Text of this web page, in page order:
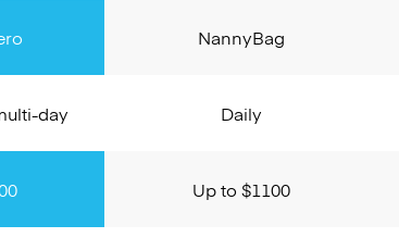
day
NannyBag
Daily
Up to $1100